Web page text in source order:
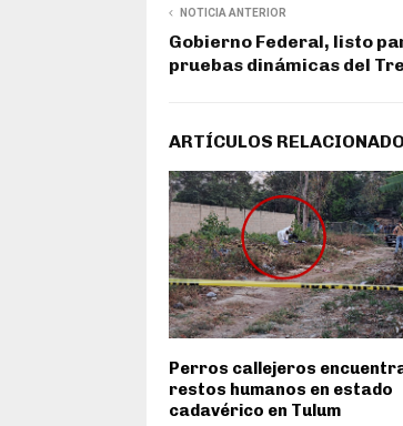
NOTICIA ANTERIOR
Gobierno Federal, listo
pruebas dinámicas del
ARTÍCULOS
Perros callejeros
restos humanos en estado
cadavérico en Tulum